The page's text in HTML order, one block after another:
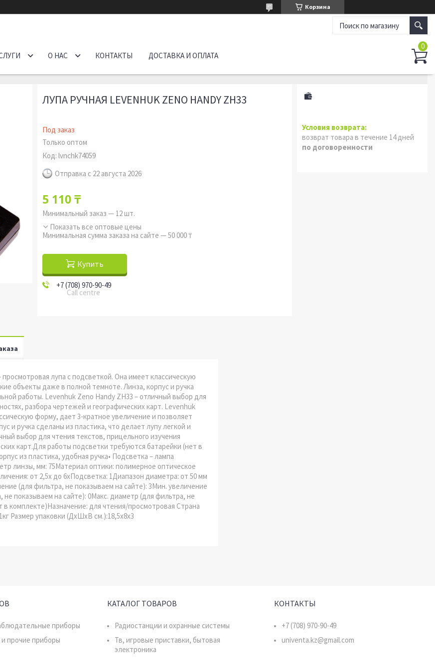
Корзина
О НАС КОНТАКТЫ ДОСТАВКА И ОПЛАТА
ЛУПА РУЧНАЯ LEVENHUK ZENO HANDY ZH33
Под заказ
Только оптом
Код:lvnchk74059
Отправка с 22 августа 2026
5 110 ₸
Минимальный заказ — 12 шт.
Показать все оптовые цены
Минимальная сумма заказа на сайте — 50 000 ₸
Купить
+7 (708) 970-90-49
Call centre
возврат товара в течение 14 дней
по договоренности
лупа с подсветкой. Она имеет классическую
объекты даже в полной темноте. Линза, корпус и ручка
работы. Levenhuk Zeno Handy ZH33 – отличный выбор для
разбора чертежей и географических карт. Levenhuk
форму, дает 3-кратное увеличение и позволяет
и ручка сделаны из пластика, что делает лупу легкой и
выбор для чтения текстов, прицельного изучения
карт.Для работы подсветки требуются батарейки (нет в
из пластика, удобная ручка• Подсветка – лампа
линзы, мм: 75Материал оптики: полимерное оптическое
от 2,5х до 6хПодсветка: 1Диапазон диаметра: от 50 мм
(для фильтра, не показываем на сайте): 3Мин. увеличение
показываем на сайте): 0Макс. диаметр (для фильтра, не
в комплекте)Назначение: для чтения/просмотровая Страна
Размер упаковки (ДхШхВ см.):18,5x8x3
приборы
прочие приборы
КАТАЛОГ ТОВАРОВ
Радиостанции и охранные системы
Тв, игровые приставки, бытовая
электроника
КОНТАКТЫ
+7 (708) 970-90-49
univenta.kz@gmail.com